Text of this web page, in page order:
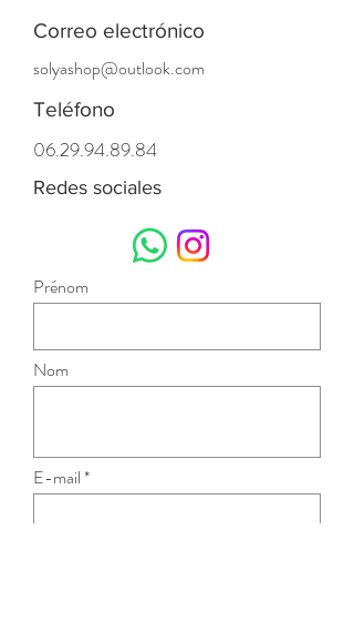
Correo electrónico
solyashop@outlook.com
Teléfono
06.29.94.89.84
Redes sociales
Prénom
Nom
E-mail *